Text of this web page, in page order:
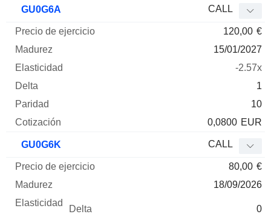
GU0G6A CALL
120,00 €
15/01/2027
-2.57x
1
10
0,0800 EUR
GU0G6K CALL
80,00 €
18/09/2026
0